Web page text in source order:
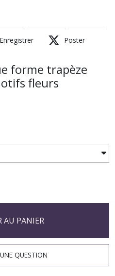
Enregistrer Poster
forme trapèze
fleurs
AU PANIER
QUESTION